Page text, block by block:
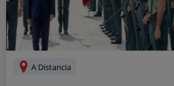
A Distancia